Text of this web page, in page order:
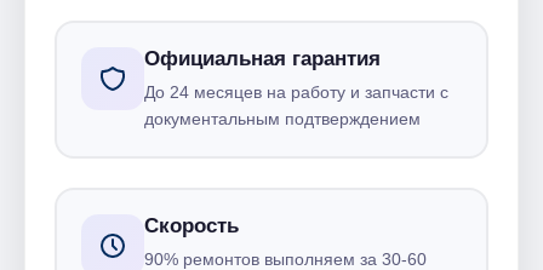
Официальная гарантия
До 24 месяцев на работу и запчасти с
документальным подтверждением
Скорость
90% ремонтов выполняем за 30-60